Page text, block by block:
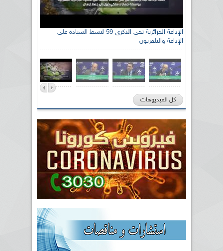
الإذاعة الجزائرية تحي الذكرى 59 لبسط السيادة على
الإذاعة والتلفزيون
كل الفيديوهات